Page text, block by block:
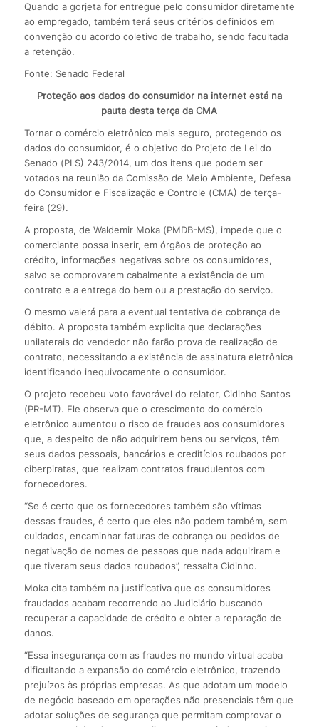
Quando a gorjeta for entregue pelo consumidor diretamente
ao empregado, também terá seus critérios definidos em
convenção ou acordo coletivo de trabalho, sendo facultada
a retenção.
Fonte: Senado Federal
Proteção aos dados do consumidor na internet está na
pauta desta terça da CMA
Tornar o comércio eletrônico mais seguro, protegendo os
dados do consumidor, é o objetivo do Projeto de Lei do
Senado (PLS) 243/2014, um dos itens que podem ser
votados na reunião da Comissão de Meio Ambiente, Defesa
do Consumidor e Fiscalização e Controle (CMA) de terça-
feira (29).
A proposta, de Waldemir Moka (PMDB-MS), impede que o
comerciante possa inserir, em órgãos de proteção ao
crédito, informações negativas sobre os consumidores,
salvo se comprovarem cabalmente a existência de um
contrato e a entrega do bem ou a prestação do serviço.
O mesmo valerá para a eventual tentativa de cobrança de
débito. A proposta também explicita que declarações
unilaterais do vendedor não farão prova de realização de
contrato, necessitando a existência de assinatura eletrônica
identificando inequivocamente o consumidor.
O projeto recebeu voto favorável do relator, Cidinho Santos
(PR-MT). Ele observa que o crescimento do comércio
eletrônico aumentou o risco de fraudes aos consumidores
que, a despeito de não adquirirem bens ou serviços, têm
seus dados pessoais, bancários e creditícios roubados por
ciberpiratas, que realizam contratos fraudulentos com
fornecedores.
“Se é certo que os fornecedores também são vítimas
dessas fraudes, é certo que eles não podem também, sem
cuidados, encaminhar faturas de cobrança ou pedidos de
negativação de nomes de pessoas que nada adquiriram e
que tiveram seus dados roubados”, ressalta Cidinho.
Moka cita também na justificativa que os consumidores
fraudados acabam recorrendo ao Judiciário buscando
recuperar a capacidade de crédito e obter a reparação de
danos.
“Essa insegurança com as fraudes no mundo virtual acaba
dificultando a expansão do comércio eletrônico, trazendo
prejuízos às próprias empresas. As que adotam um modelo
de negócio baseado em operações não presenciais têm que
adotar soluções de segurança que permitam comprovar o